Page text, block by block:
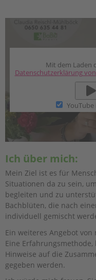
Mit dem Laden
Datenschutzerklärung
Ich über mich:
Mein Ziel ist es für
Situationen da zu sein,
begleiten und zu
Bachblüten, die nach
individuell gemischt
Ein weiteres Angebot von
Eine
Hinweise auf die
gegeben werden.